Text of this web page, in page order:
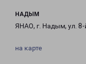
НАДЫМ
ЯНАО, г. Надым, ул.
на карте